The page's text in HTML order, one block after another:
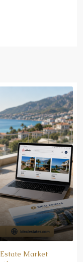
Market